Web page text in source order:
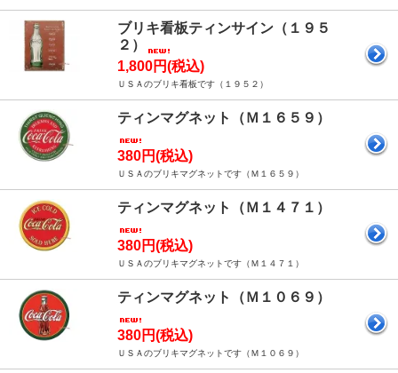
ブリキ看板ティンサイン（１９５
２）
1,800円(税込)
ＵＳＡのブリキ看板です（１９５２）
ティンマグネット（Ｍ１６５９）
380円(税込)
ＵＳＡのブリキマグネットです（Ｍ１６５９）
ティンマグネット（Ｍ１４７１）
380円(税込)
ＵＳＡのブリキマグネットです（Ｍ１４７１）
ティンマグネット（Ｍ１０６９）
380円(税込)
ＵＳＡのブリキマグネットです（Ｍ１０６９）